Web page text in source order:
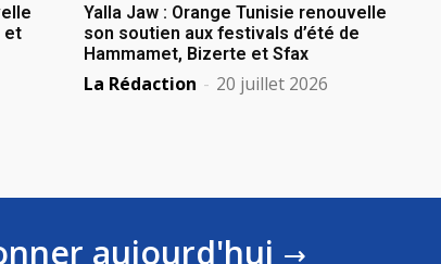
et
Yalla Jaw : Orange Tunisie renouvelle
son soutien aux festivals d’été de
Hammamet, Bizerte et Sfax
La Rédaction - 20 juillet 2026
aujourd'hui